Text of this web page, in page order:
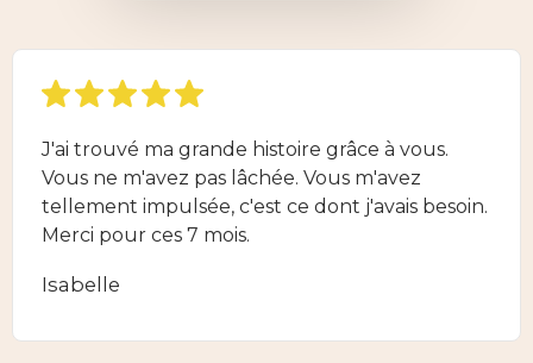
J'ai trouvé ma grande histoire grâce à vous.
Vous ne m'avez pas lâchée. Vous m'avez
tellement impulsée, c'est ce dont j'avais besoin.
Merci pour ces 7 mois.
Isabelle